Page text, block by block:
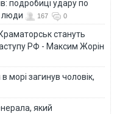
подробиці удару по
люди
167 0
стануть
РФ - Максим Жорін
морі загинув чоловік,
який